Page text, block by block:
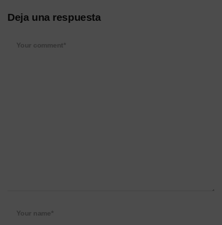
Deja una respuesta
Your comment*
Your name*